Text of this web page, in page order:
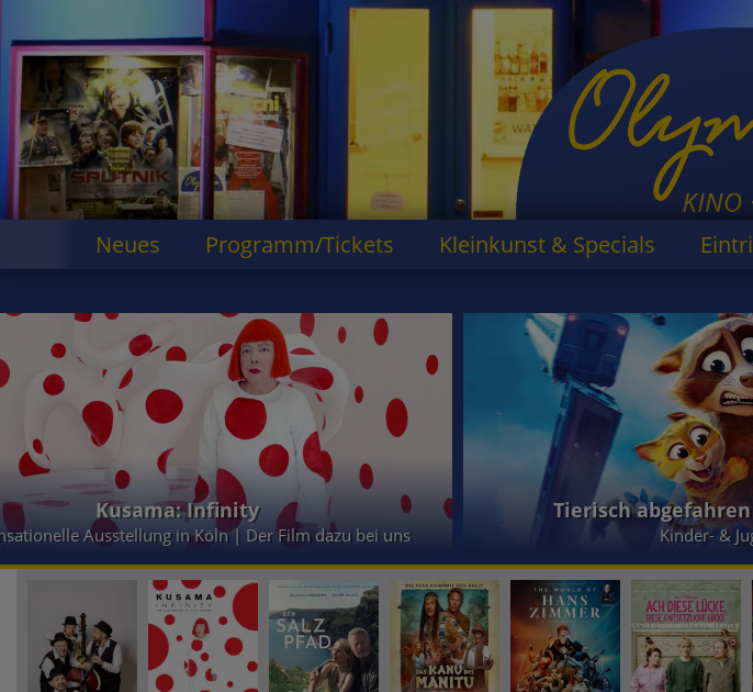
Neues Programm/Tickets Kleinkunst & Specials
abgefahren - Rettet die Pets!
Kinder- & Jugendfilm
Die Biene Maja - Das
Kinder- &